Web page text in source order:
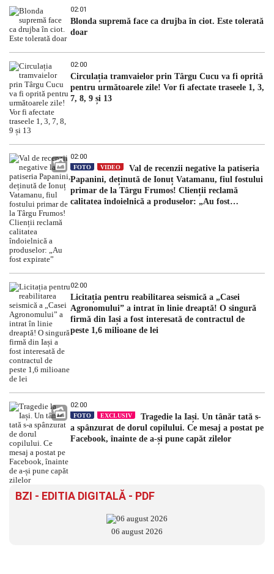
02:01
Blonda supremă face ca drujba în ciot. Este tolerată
doar
02:00
Circulația tramvaielor prin Târgu Cucu va fi oprită
pentru următoarele zile! Vor fi afectate traseele 1, 3,
7, 8, 9 și 13
02:00
FOTO VIDEO
Val de recenzii negative la patiseria
Papanini, deținută de Ionuț Vatamanu, fiul fostului
primar de la Târgu Frumos! Clienții reclamă
calitatea îndoielnică a produselor: „Au fost
02:00
Licitația pentru reabilitarea seismică a „Casei
Agronomului” a intrat în linie dreaptă! O singură
firmă din Iași a fost interesată de contractul de
peste 1,6 milioane de lei
02:00
FOTO EXCLUSIV
Tragedie la Iași. Un tânăr tată s-
a spânzurat de dorul copilului. Ce mesaj a postat pe
Facebook, înainte de a-și pune capăt zilelor
BZI - EDITIA DIGITALĂ - PDF
06 august 2026